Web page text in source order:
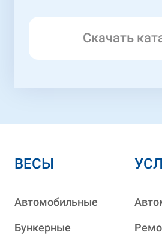
Скачать
ВЕСЫ
Автомобильные
Бункерные